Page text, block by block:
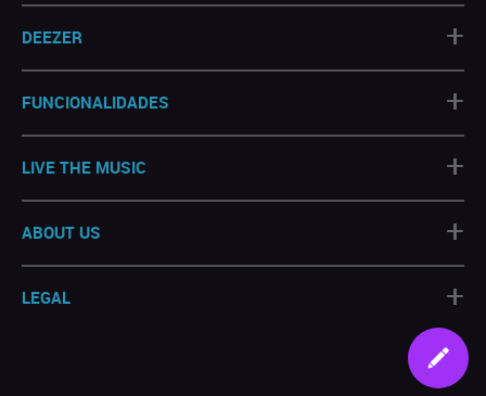
DEEZER +
FUNCIONALIDADES +
LIVE THE MUSIC +
ABOUT US +
LEGAL +